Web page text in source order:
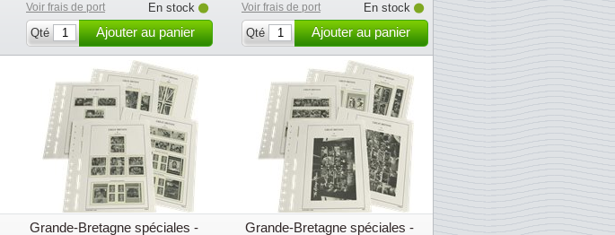
Voir frais de port
En stock
Qté
Ajouter au panier
Voir frais de port
En stock
Qté
Ajouter au panier
Grande-Bretagne spéciales - Grande-Bretagne spéciales -